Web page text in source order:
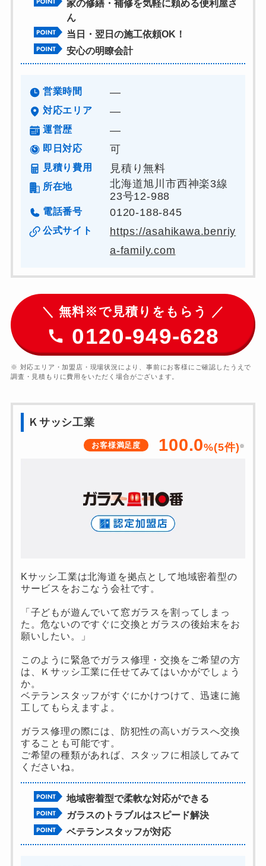
家の修繕・補修を気軽に頼める便利屋さ
ん
当日・翌日の施工依頼OK！
安心の明瞭会計
営業時間 ―
対応エリア ―
運営歴 ―
即日対応 可
見積り費用 見積り無料
所在地
北海道旭川市西神楽3線
23号12-988
電話番号 0120-188-845
公式サイト
https://asahikawa.benriy
a-family.com
＼ 無料※で見積りをもらう ／
0120-949-628
※ 対応エリア・加盟店・現場状況により、事前にお客様にご確認したうえで
調査・見積もりに費用をいただく場合がございます。
Ｋサッシ工業
お客様満足度 100.0%(5件) ※
Kサッシ工業は北海道を拠点として地域密着型の
サービスをおこなう会社です。
「子どもが遊んでいて窓ガラスを割ってしまっ
た。危ないのですぐに交換とガラスの後始末をお
願いしたい。」
このように緊急でガラス修理・交換をご希望の方
は、Ｋサッシ工業に任せてみてはいかがでしょう
か。
ベテランスタッフがすぐにかけつけて、迅速に施
工してもらえますよ。
ガラス修理の際には、防犯性の高いガラスへ交換
することも可能です。
ご希望の種類があれば、スタッフに相談してみて
くださいね。
地域密着型で柔軟な対応ができる
ガラスのトラブルはスピード解決
ベテランスタッフが対応